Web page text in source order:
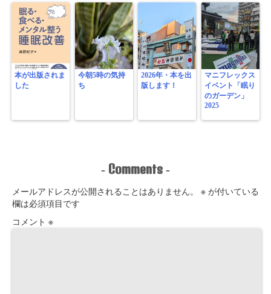
本が出版されま
した
今朝5時の気持
ち
2026年・本を出
版します！
マニフレックス
イベント「眠り
のガーデン」
2025
- Comments -
メールアドレスが公開されることはありません。 ※ が付いている
欄は必須項目です
コメント ※